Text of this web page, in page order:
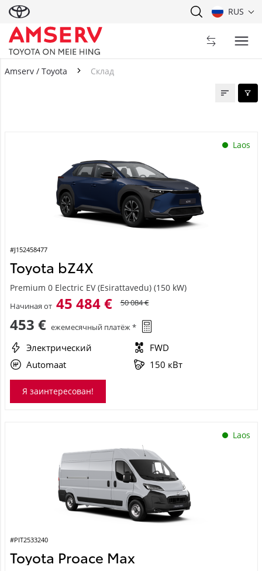
RUS
Amserv / Toyota Склад
Laos
#J152458477
Toyota bZ4X
Premium 0 Electric EV (Esirattavedu) (150 kW)
Начиная от 45 484 € 50 084 €
453 € ежемесячный платёж *
Электрический
FWD
Automaat
150 кВт
Я заинтересован!
Laos
#PIT2533240
Toyota Proace Max